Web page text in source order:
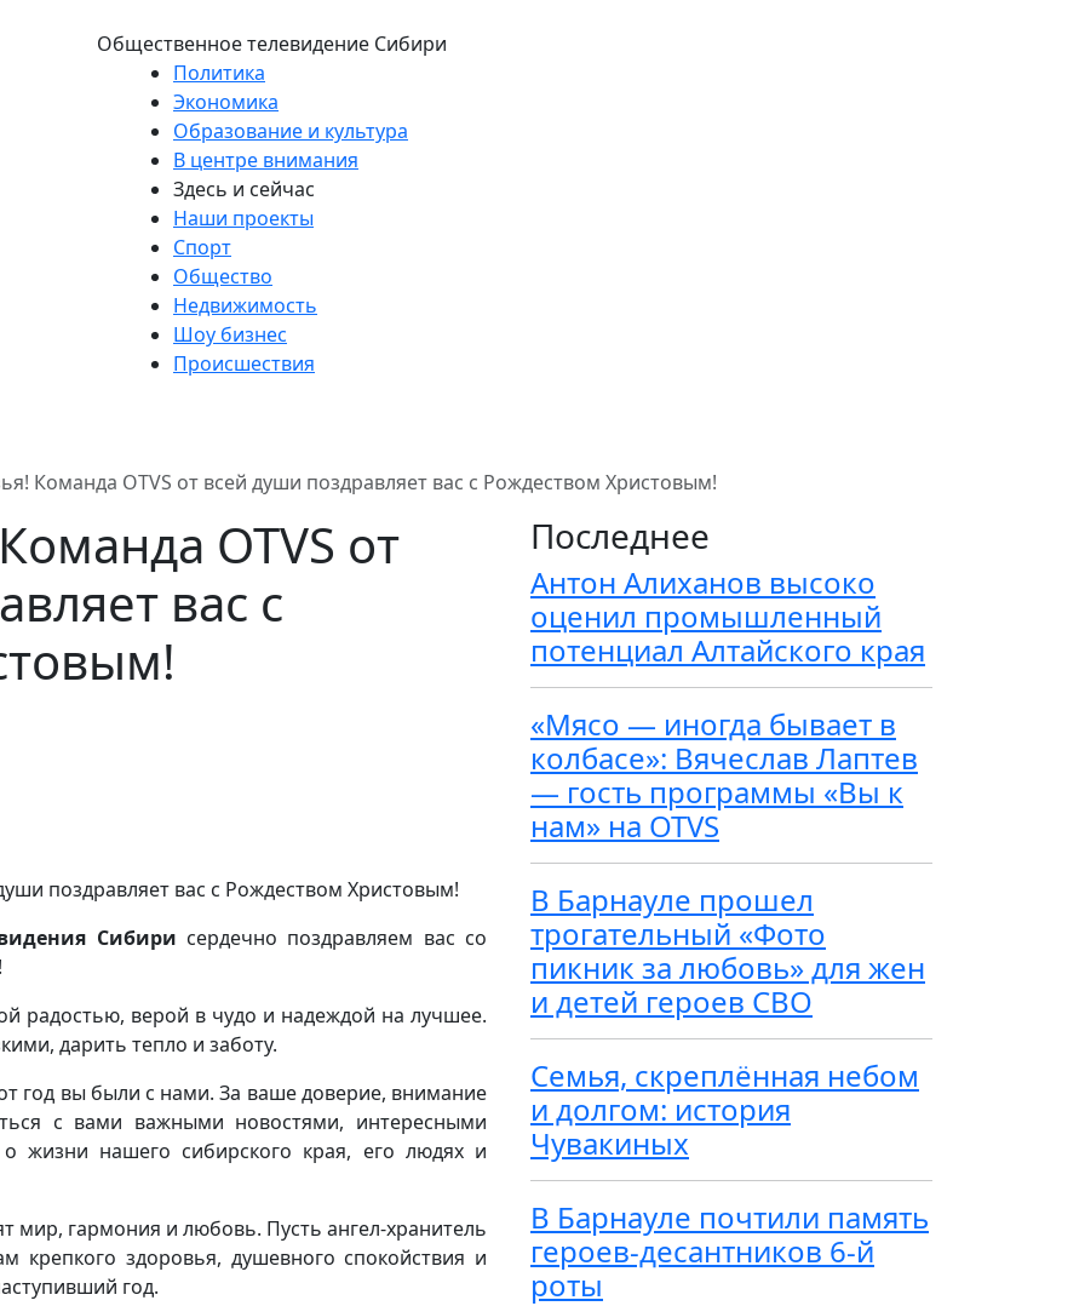
Общественное телевидение Сибири
Политика
Экономика
Образование и культура
В центре внимания
Здесь и сейчас
Наши проекты
Спорт
Общество
Недвижимость
Шоу бизнес
Происшествия
Команда OTVS от всей души поздравляет вас с Рождеством Христовым!
OTVS от
вас с
Сибири сердечно поздравляем вас со
радостью, верой в чудо и надеждой на лучшее.
дарить тепло и заботу.
год вы были с нами. За ваше доверие, внимание
с вами важными новостями, интересными
жизни нашего сибирского края, его людях и
мир, гармония и любовь. Пусть ангел-хранитель
здоровья, душевного спокойствия и
год.
Последнее
Антон Алиханов высоко
оценил промышленный
потенциал Алтайского края
«Мясо — иногда бывает в
колбасе»: Вячеслав Лаптев
— гость программы «Вы к
нам» на OTVS
В Барнауле прошел
трогательный «Фото
пикник за любовь» для жен
и детей героев СВО
Семья, скреплённая небом
и долгом: история
Чувакиных
В Барнауле почтили память
героев-десантников 6-й
роты